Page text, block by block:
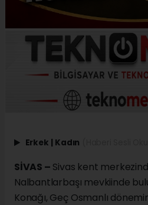
Erkek | Kadın
SİVAS – Sivas kent
Nalbantlarbaşı mevkiinde
Konağı, Geç Osmanlı